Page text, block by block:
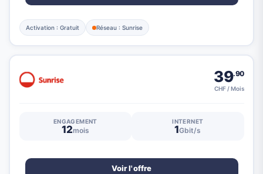
Activation : Gratuit Réseau : Sunrise
39.90
CHF / Mois
ENGAGEMENT
12mois
INTERNET
1Gbit/s
Voir l'offre